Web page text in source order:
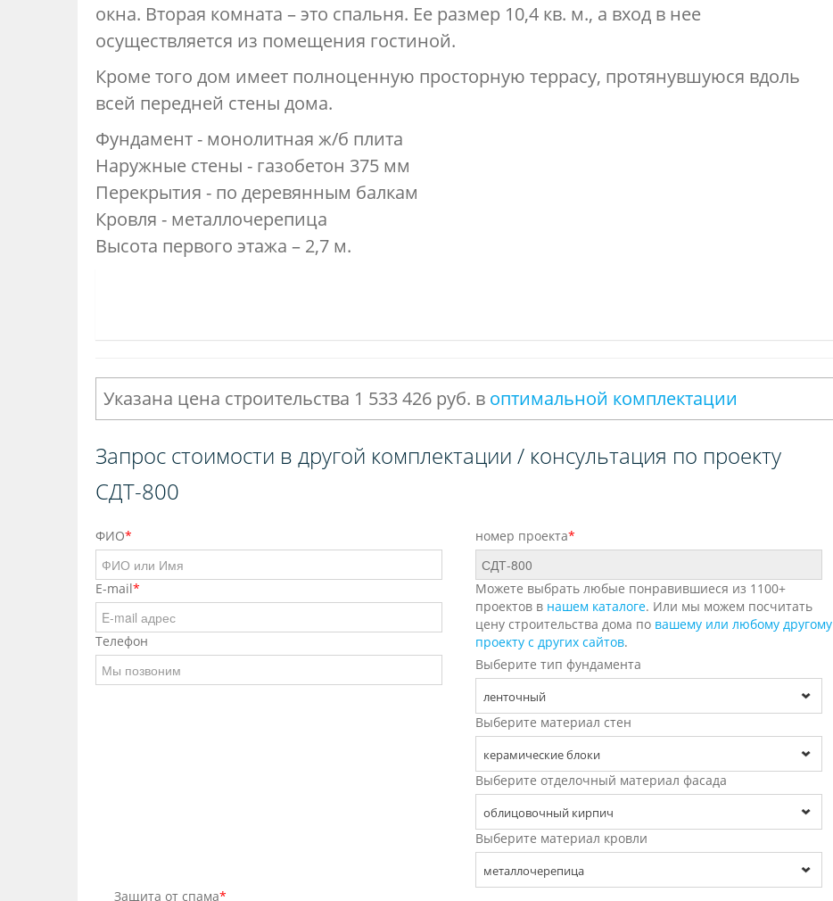
окна. Вторая комната – это спальня. Ее размер 10,4 кв. м., а вход в нее
осуществляется из помещения гостиной.
Кроме того дом имеет полноценную просторную террасу, протянувшуюся вдоль
всей передней стены дома.
Фундамент - монолитная ж/б плита
Наружные стены - газобетон 375 мм
Перекрытия - по деревянным балкам
Кровля - металлочерепица
Высота первого этажа – 2,7 м.
Указана цена строительства 1 533 426 руб. в оптимальной комплектации
Запрос стоимости в другой комплектации / консультация по проекту
СДТ-800
ФИО*
E-mail*
Телефон
номер проекта*
Можете выбрать любые понравившиеся из 1100+
проектов в нашем каталоге. Или мы можем посчитать
цену строительства дома по вашему или любому другому
проекту с других сайтов.
Выберите тип фундамента
ленточный
Выберите материал стен
керамические блоки
Выберите отделочный материал фасада
облицовочный кирпич
Выберите материал кровли
металлочерепица
Защита от спама*